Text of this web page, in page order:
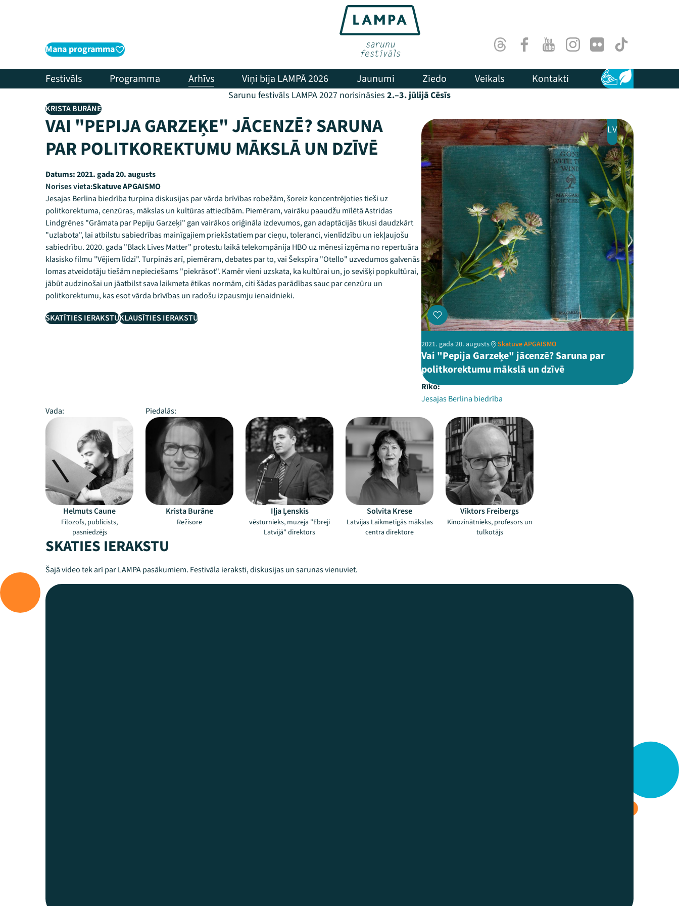
Mana programma ThreadsFacebookYoutubeInstagram
Flick TikTok
Festivāls Programma Arhīvs Viņi bija LAMPĀ 2026 Jaunumi Ziedo Veikals Kontakti Pieejamība
Ilgtspēja
Sarunu festivāls LAMPA 2027 norisināsies 2.–3. jūlijā Cēsīs
KRISTA BURĀNE
VAI "PEPIJA GARZEĶE" JĀCENZĒ? SARUNA
PAR POLITKOREKTUMU MĀKSLĀ UN DZĪVĒ
Datums:2021. gada 20. augusts
Norises vieta:Skatuve APGAISMO
Jesajas Berlina biedrība turpina diskusijas par vārda brīvības robežām, šoreiz koncentrējoties tieši uz
politkorektuma, cenzūras, mākslas un kultūras attiecībām. Piemēram, vairāku paaudžu mīlētā Astridas
Lindgrēnes "Grāmata par Pepiju Garzeķi" gan vairākos oriģināla izdevumos, gan adaptācijās tikusi daudzkārt
"uzlabota", lai atbilstu sabiedrības mainīgajiem priekšstatiem par cieņu, toleranci, vienlīdzību un iekļaujošu
sabiedrību. 2020. gada "Black Lives Matter" protestu laikā telekompānija HBO uz mēnesi izņēma no repertuāra
klasisko filmu "Vējiem līdzi". Turpinās arī, piemēram, debates par to, vai Šekspīra "Otello" uzvedumos galvenās
lomas atveidotāju tiešām nepieciešams "piekrāsot". Kamēr vieni uzskata, ka kultūrai un, jo sevišķi popkultūrai,
jābūt audzinošai un jāatbilst sava laikmeta ētikas normām, citi šādas parādības sauc par cenzūru un
politkorektumu, kas esot vārda brīvības un radošu izpausmju ienaidnieki.
SKATĪTIES IERAKSTUKLAUSĪTIES IERAKSTU
LV
2021. gada 20. augusts Skatuve APGAISMO
Vai "Pepija Garzeķe" jācenzē? Saruna par
politkorektumu mākslā un dzīvē
Rīko:
Jesajas Berlina biedrība
Vada:
Piedalās:
Helmuts Caune
Filozofs, publicists,
pasniedzējs
Krista Burāne
Režisore
Iļja Ļenskis
vēsturnieks, muzeja "Ebreji
Latvijā" direktors
Solvita Krese
Latvijas Laikmetīgās mākslas
centra direktore
Viktors Freibergs
Kinozinātnieks, profesors un
tulkotājs
SKATIES IERAKSTU
Šajā video tek arī par LAMPA pasākumiem. Festivāla ieraksti, diskusijas un sarunas vienuviet.